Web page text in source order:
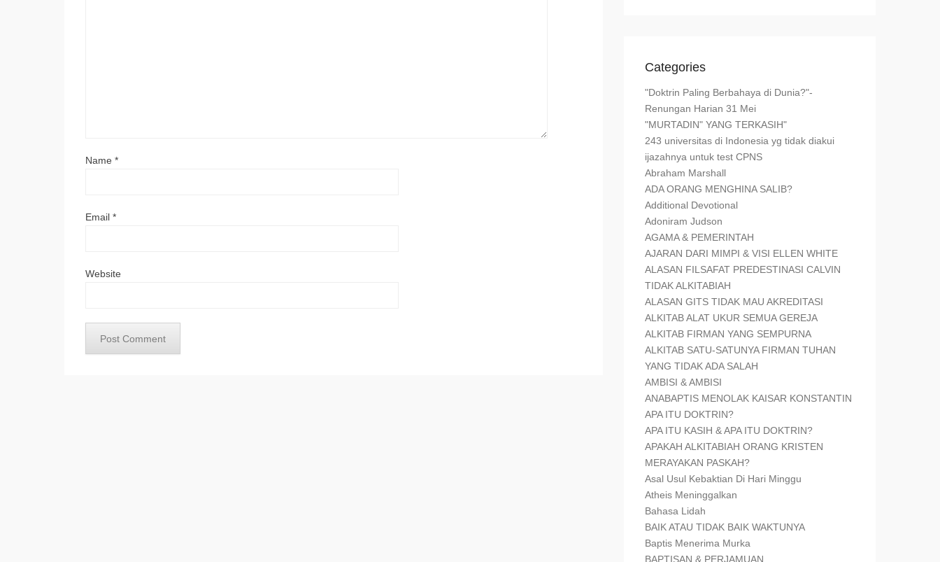
Name *
Email *
Website
Categories
"Doktrin Paling Berbahaya di Dunia?"-
Renungan Harian 31 Mei
"MURTADIN" YANG TERKASIH"
243 universitas di Indonesia yg tidak diakui
ijazahnya untuk test CPNS
Abraham Marshall
ADA ORANG MENGHINA SALIB?
Additional Devotional
Adoniram Judson
AGAMA & PEMERINTAH
AJARAN DARI MIMPI & VISI ELLEN WHITE
ALASAN FILSAFAT PREDESTINASI CALVIN
TIDAK ALKITABIAH
ALASAN GITS TIDAK MAU AKREDITASI
ALKITAB ALAT UKUR SEMUA GEREJA
ALKITAB FIRMAN YANG SEMPURNA
ALKITAB SATU-SATUNYA FIRMAN TUHAN
YANG TIDAK ADA SALAH
AMBISI & AMBISI
ANABAPTIS MENOLAK KAISAR KONSTANTIN
APA ITU DOKTRIN?
APA ITU KASIH & APA ITU DOKTRIN?
APAKAH ALKITABIAH ORANG KRISTEN
MERAYAKAN PASKAH?
Asal Usul Kebaktian Di Hari Minggu
Atheis Meninggalkan
Bahasa Lidah
BAIK ATAU TIDAK BAIK WAKTUNYA
Baptis Menerima Murka
BAPTISAN & PERJAMUAN